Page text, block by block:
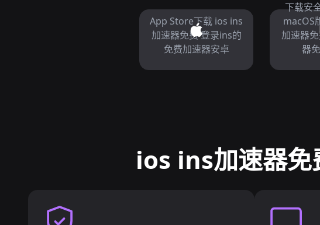
App Store下载 ios ins
加速器免费 登录ins的
免费加速器安卓
下载安
macOS
加速器
器
ios ins加速器免